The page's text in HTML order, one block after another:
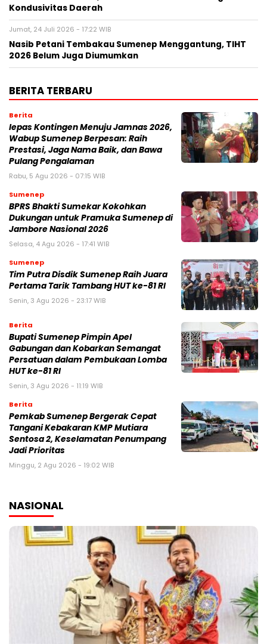
Kondusivitas Daerah
Jumat, 24 Juli 2026 - 17:22 WIB
Nasib Petani Tembakau Sumenep Menggantung, TIHT
2026 Belum Juga Diumumkan
BERITA TERBARU
Berita
lepas Kontingen Menuju Jamnas 2026,
Wabup Sumenep Berpesan: Raih
Prestasi, Jaga Nama Baik, dan Bawa
Pulang Pengalaman
Rabu, 5 Agu 2026 - 07:15 WIB
Sumenep
BPRS Bhakti Sumekar Kokohkan
Dukungan untuk Pramuka Sumenep di
Jambore Nasional 2026
Selasa, 4 Agu 2026 - 17:41 WIB
Sumenep
Tim Putra Disdik Sumenep Raih Juara
Pertama Tarik Tambang HUT ke-81 RI
Senin, 3 Agu 2026 - 23:17 WIB
Berita
Bupati Sumenep Pimpin Apel
Gabungan dan Kobarkan Semangat
Persatuan dalam Pembukaan Lomba
HUT ke-81 RI
Senin, 3 Agu 2026 - 11:19 WIB
Berita
Pemkab Sumenep Bergerak Cepat
Tangani Kebakaran KMP Mutiara
Sentosa 2, Keselamatan Penumpang
Jadi Prioritas
Minggu, 2 Agu 2026 - 19:02 WIB
NASIONAL